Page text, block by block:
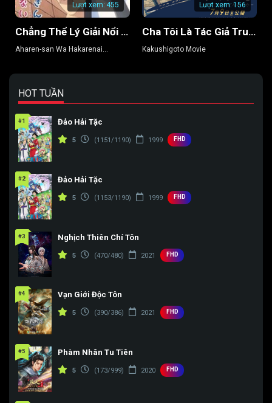
Lượt xem: 455
Chẳng Thể Lý Giải Nổi Aharen-san (Phần 2)
Aharen-san Wa Hakarenai
Lượt xem: 156
Cha Tôi Là Tác Giả Truyện Tranh Thô Tục
Kakushigoto Movie
HOT TUẦN
#1 Đảo Hải Tặc
5 (1151/1190) 1999 FHD
#2 Đảo Hải Tặc
5 (1153/1190) 1999 FHD
#3 Nghịch Thiên Chí Tôn
5 (470/480) 2021 FHD
#4 Vạn Giới Độc Tôn
5 (390/386) 2021 FHD
#5 Phàm Nhân Tu Tiên
5 (173/999) 2020 FHD